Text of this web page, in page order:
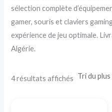
sélection complète
gamer, souris et claviers
expérience de jeu optimale.
Algérie.
4 résultats affichés